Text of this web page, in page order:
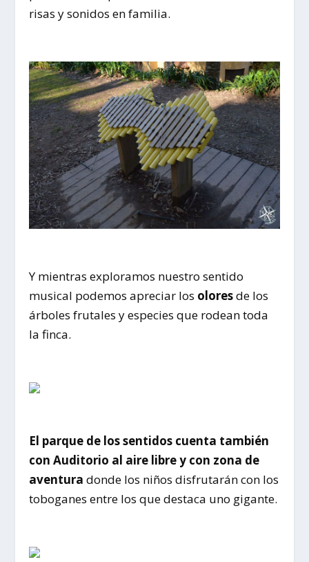
risas y sonidos en familia.
Y mientras exploramos nuestro sentido
musical podemos apreciar los oloresde los
árboles frutales y especies que rodean toda
la finca.
El parque de los sentidos cuenta también
con Auditorio al aire libre y con zona de
aventura donde los niños disfrutarán con los
toboganes entre los que destaca uno gigante.